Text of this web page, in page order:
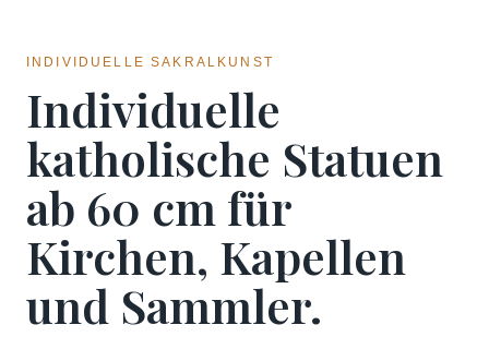
INDIVIDUELLE SAKRALKUNST
Individuelle
katholische Statuen
ab 60 cm für
Kirchen, Kapellen
und Sammler.